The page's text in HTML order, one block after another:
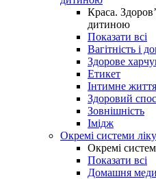
Краса.
дитиною
Показати всі
Вагітність і
Здорове
Етикет
Інтимне
Здоровий
Зовнішність
Імідж
Окремі системи
Окремі
Показати всі
Домашня